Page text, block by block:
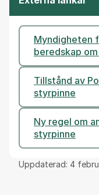
Myndigheten
beredskap
Tillstånd av
styrpinne
Ny regel om
styrpinne
Uppdaterad: 4